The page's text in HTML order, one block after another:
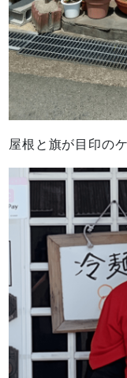
屋根と旗が目印のケ